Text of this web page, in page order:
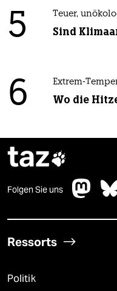
5 Teuer,
Sind
6 Extrem-
Wo die
taz
Folgen Sie uns
Ressorts
Politik